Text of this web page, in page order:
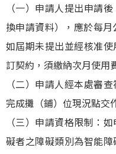
（一）申請人提出申請
換申請資料），應於每
如屆期未提出並經核准
訂契約，須繳納次月使用
（二）申請人經本處審
完成攤（鋪）位現況點交
（三）申請資格限制：
礙者之障礙類別為智能